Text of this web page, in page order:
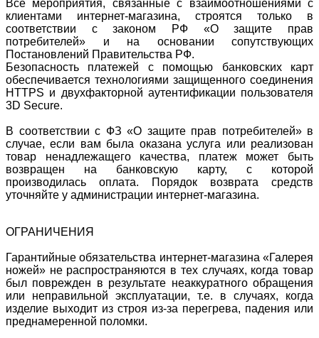
Все мероприятия, связанные с взаимоотношениями с
клиентами интернет-магазина, строятся только в
соответствии с законом РФ «О защите прав
потребителей» и на основании сопутствующих
Постановлений Правительства РФ.
Безопасность платежей с помощью банковских карт
обеспечивается технологиями защищенного соединения
HTTPS и двухфакторной аутентификации пользователя
3D Secure.
В соответствии с ФЗ «О защите прав потребителей» в
случае, если вам была оказана услуга или реализован
товар ненадлежащего качества, платеж может быть
возвращен на банковскую карту, с которой
производилась оплата. Порядок возврата средств
уточняйте у администрации интернет-магазина.
ОГРАНИЧЕНИЯ
Гарантийные обязательства интернет-магазина «Галерея
ножей» не распространяются в тех случаях, когда товар
был поврежден в результате неаккуратного обращения
или неправильной эксплуатации, т.е. в случаях, когда
изделие выходит из строя из-за перегрева, падения или
преднамеренной поломки.